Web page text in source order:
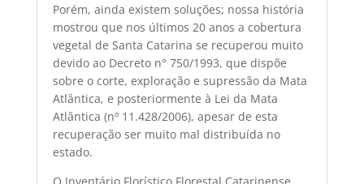
Porém, ainda existem soluções; nossa história
mostrou que nos últimos 20 anos a cobertura
vegetal de Santa Catarina se recuperou muito
devido ao Decreto n° 750/1993, que dispõe
sobre o corte, exploração e supressão da Mata
Atlântica, e posteriormente à Lei da Mata
Atlântica (nº 11.428/2006), apesar de esta
recuperação ser muito mal distribuída no
estado.